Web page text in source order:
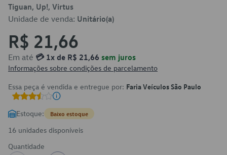
Tiguan, Up!, Virtus
Unidade de venda: Unitário(a)
R$ 21,66
Em até 💳 1x de R$ 21,66 sem juros
Informações sobre condições de parcelamento
Essa peça é vendida e entregue por: Faria Veículos São Paulo
Estoque: Baixo estoque
16 unidades disponíveis
Quantidade